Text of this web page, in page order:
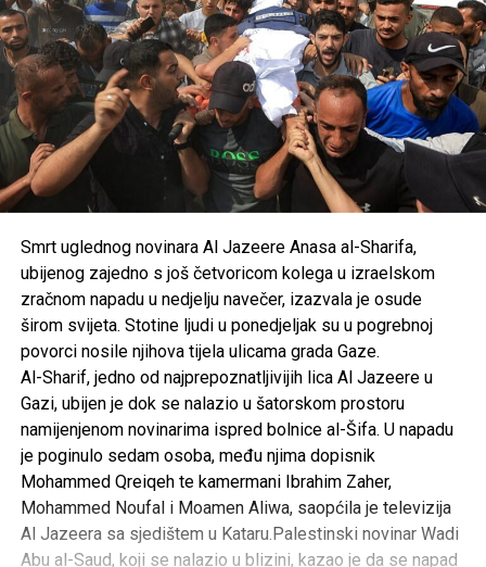
Smrt uglednog novinara Al Jazeere Anasa al-Sharifa,
ubijenog zajedno s još četvoricom kolega u izraelskom
zračnom napadu u nedjelju navečer, izazvala je osude
širom svijeta. Stotine ljudi u ponedjeljak su u pogrebnoj
povorci nosile njihova tijela ulicama grada Gaze.
Al-Sharif, jedno od najprepoznatljivijih lica Al Jazeere u
Gazi, ubijen je dok se nalazio u šatorskom prostoru
namijenjenom novinarima ispred bolnice al-Šifa. U napadu
je poginulo sedam osoba, među njima dopisnik
Mohammed Qreiqeh te kamermani Ibrahim Zaher,
Mohammed Noufal i Moamen Aliwa, saopćila je televizija
Al Jazeera sa sjedištem u Kataru.Palestinski novinar Wadi
Abu al-Saud, koji se nalazio u blizini, kazao je da se napad